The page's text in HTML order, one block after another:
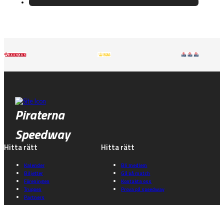
Piraterna
Speedway
Hitta rätt
Kalender
Biljetter
Föreningen
Truppen
Partners
Hitta rätt
Bli medlem
Gå på match
Kontakta oss
Prova på speedway